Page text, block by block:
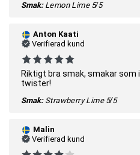
Smak: Lemon Lime 5/5
Anton Kaati
Verifierad kund
Riktigt bra smak, smakar som
twister!
Smak: Strawberry Lime 5/5
Malin
Verifierad kund